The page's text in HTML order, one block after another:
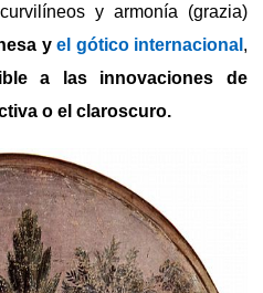
y armonía (grazia)
y el gótico internacional ,
a las innovaciones de
o el claroscuro.